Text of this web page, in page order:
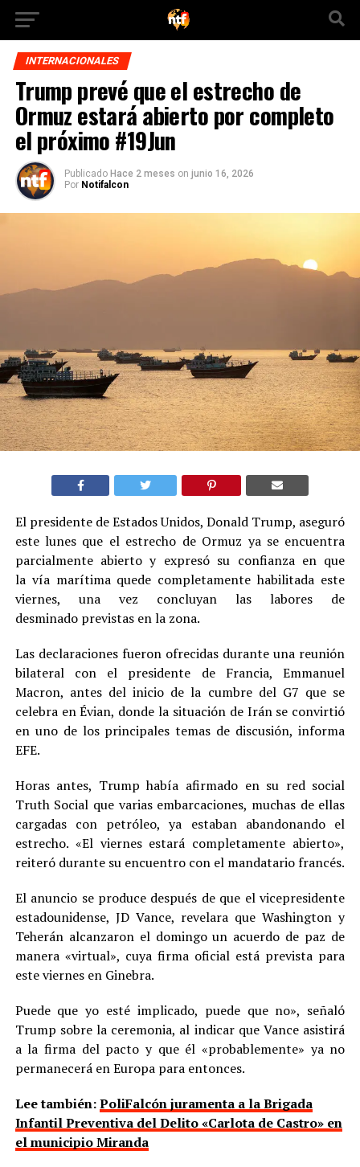
INTERNACIONALES
Trump prevé que el estrecho de
Ormuz estará abierto por completo
el próximo #19Jun
Publicado Hace 2 meses on junio 16, 2026
Por Notifalcon
El presidente de Estados Unidos, Donald Trump, aseguró
este lunes que el estrecho de Ormuz ya se encuentra
parcialmente abierto y expresó su confianza en que
la vía marítima quede completamente habilitada este
viernes, una vez concluyan las labores de
desminado previstas en la zona.
Las declaraciones fueron ofrecidas durante una reunión
bilateral con el presidente de Francia, Emmanuel
Macron, antes del inicio de la cumbre del G7 que se
celebra en Évian, donde la situación de Irán se convirtió
en uno de los principales temas de discusión, informa
EFE.
Horas antes, Trump había afirmado en su red social
Truth Social que varias embarcaciones, muchas de ellas
cargadas con petróleo, ya estaban abandonando el
estrecho. «El viernes estará completamente abierto»,
reiteró durante su encuentro con el mandatario francés.
El anuncio se produce después de que el vicepresidente
estadounidense, JD Vance, revelara que Washington y
Teherán alcanzaron el domingo un acuerdo de paz de
manera «virtual», cuya firma oficial está prevista para
este viernes en Ginebra.
Puede que yo esté implicado, puede que no», señaló
Trump sobre la ceremonia, al indicar que Vance asistirá
a la firma del pacto y que él «probablemente» ya no
permanecerá en Europa para entonces.
Lee también:PoliFalcón juramenta a la Brigada
Infantil Preventiva del Delito «Carlota de Castro» en
el municipio Miranda